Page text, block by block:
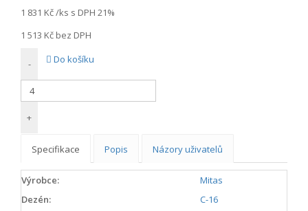
1 831 Kč/ks s DPH 21%
1 513 Kč bez DPH
-
+
Do košíku
Specifikace Popis Názory uživatelů
Výrobce:
Mitas
Dezén:
C-16